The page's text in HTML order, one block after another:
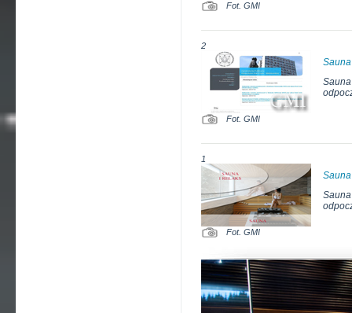
Fot. GMI
2
Sauna
Fot. GMI
1
Sauna
Fot. GMI